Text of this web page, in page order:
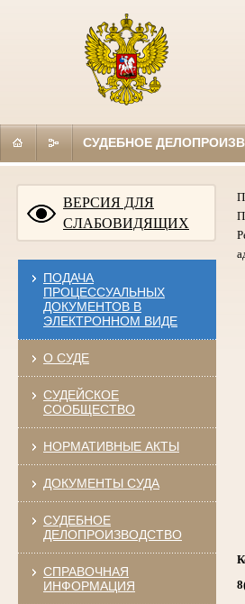
СУДЕБНОЕ
ВЕРСИЯ ДЛЯ
СЛАБОВИДЯЩИХ
ПОДАЧА
ПРОЦЕССУАЛЬНЫХ
ДОКУМЕНТОВ В
ЭЛЕКТРОННОМ ВИДЕ
О СУДЕ
СУДЕЙСКОЕ
СООБЩЕСТВО
НОРМАТИВНЫЕ АКТЫ
ДОКУМЕНТЫ СУДА
СУДЕБНОЕ
ДЕЛОПРОИЗВОДСТВО
СПРАВОЧНАЯ
ИНФОРМАЦИЯ